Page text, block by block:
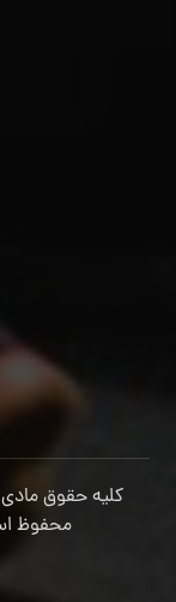
کلیه حقوق
محفوظ